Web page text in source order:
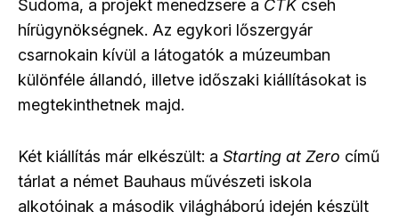
Sudoma, a projekt menedzsere a CTKcseh
hírügynökségnek. Az egykori lőszergyár
csarnokain kívül a látogatók a múzeumban
különféle állandó, illetve időszaki kiállításokat is
megtekinthetnek majd.
Két kiállítás már elkészült: a Starting at Zero című
tárlat a német Bauhaus művészeti iskola
alkotóinak a második világháború idején készült